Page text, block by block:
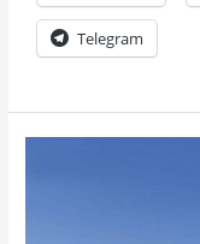
Telegram